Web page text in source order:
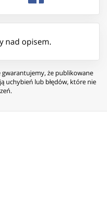
nad opisem.
gwarantujemy, że publikowane
uchybień lub błędów, które nie